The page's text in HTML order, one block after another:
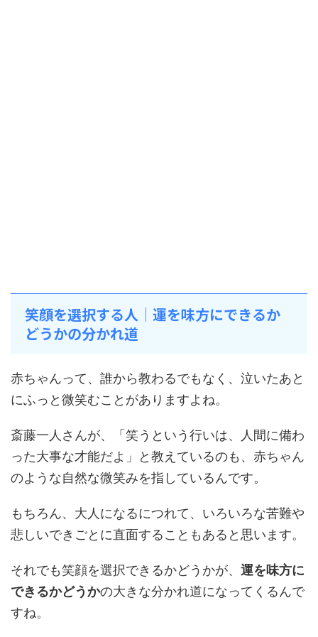
笑顔を選択する人｜運を味方にできるか
どうかの分かれ道
赤ちゃんって、誰から教わるでもなく、泣いたあと
にふっと微笑むことがありますよね。
斎藤一人さんが、「笑うという行いは、人間に備わ
った大事な才能だよ」と教えているのも、赤ちゃん
のような自然な微笑みを指しているんです。
もちろん、大人になるにつれて、いろいろな苦難や
悲しいできごとに直面することもあると思います。
それでも笑顔を選択できるかどうかが、 運を味方に
できるかどうかの大きな分かれ道になってくるんで
すね。